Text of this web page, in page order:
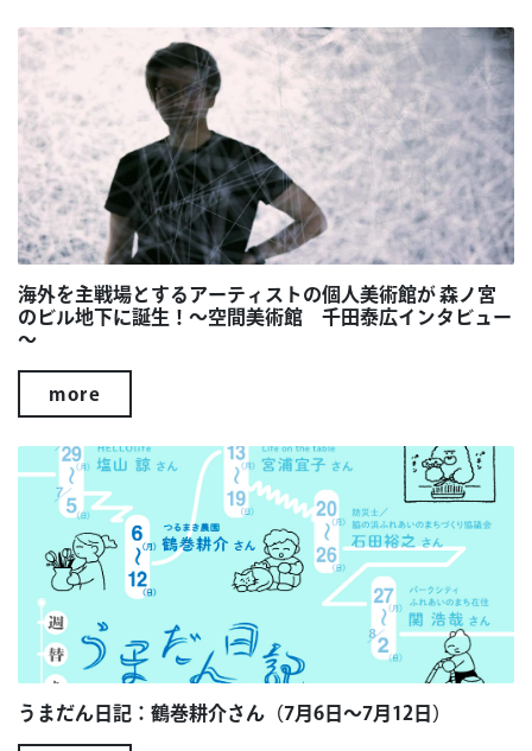
海外を主戦場とするアーティストの個人美術館が 森ノ宮
のビル地下に誕生！～空間美術館 千田泰広インタビュー
～
more
うまだん日記：鶴巻耕介さん（7月6日～7月12日）